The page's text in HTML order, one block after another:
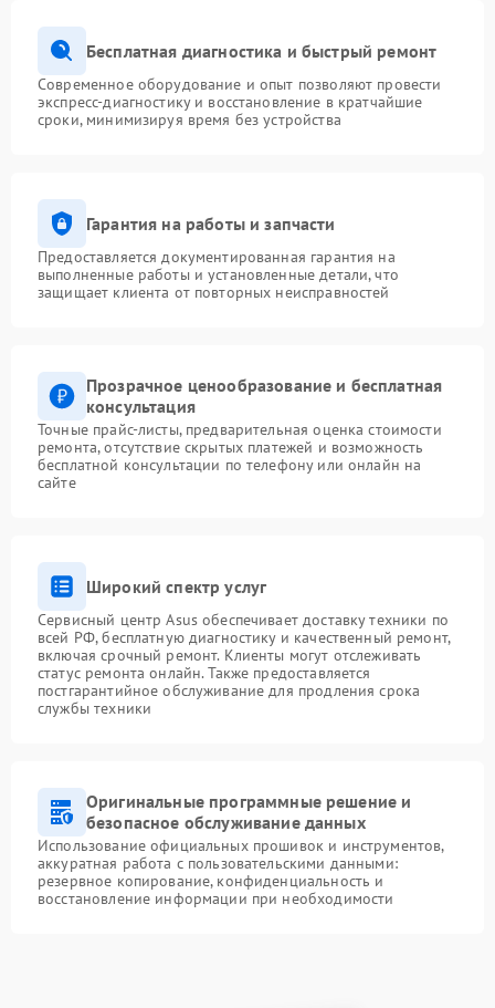
Бесплатная диагностика и быстрый ремонт
Современное оборудование и опыт позволяют провести
экспресс-диагностику и восстановление в кратчайшие
сроки, минимизируя время без устройства
Гарантия на работы и запчасти
Предоставляется документированная гарантия на
выполненные работы и установленные детали, что
защищает клиента от повторных неисправностей
Прозрачное ценообразование и бесплатная
консультация
Точные прайс-листы, предварительная оценка стоимости
ремонта, отсутствие скрытых платежей и возможность
бесплатной консультации по телефону или онлайн на
сайте
Широкий спектр услуг
Сервисный центр Asus обеспечивает доставку техники по
всей РФ, бесплатную диагностику и качественный ремонт,
включая срочный ремонт. Клиенты могут отслеживать
статус ремонта онлайн. Также предоставляется
постгарантийное обслуживание для продления срока
службы техники
Оригинальные программные решение и
безопасное обслуживание данных
Использование официальных прошивок и инструментов,
аккуратная работа с пользовательскими данными:
резервное копирование, конфиденциальность и
восстановление информации при необходимости